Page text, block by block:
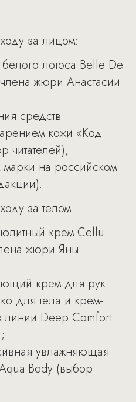
за лицом:
лотоса Belle De
жюри Анастасии
средств
кожи «Код
читателей);
марки на российском
за телом:
крем Cellu
жюри Яны
крем для рук
для тела и крем-
Deep Comfort
увлажняющая
Body (выбор